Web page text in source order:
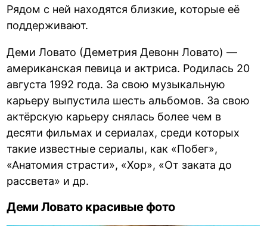
Рядом с ней находятся близкие, которые её
поддерживают.
Деми Ловато (Деметрия Девонн Ловато) —
американская певица и актриса. Родилась 20
августа 1992 года. За свою музыкальную
карьеру выпустила шесть альбомов. За свою
актёрскую карьеру снялась более чем в
десяти фильмах и сериалах, среди которых
такие известные сериалы, как «Побег»,
«Анатомия страсти», «Хор», «От заката до
рассвета» и др.
Деми Ловато красивые фото